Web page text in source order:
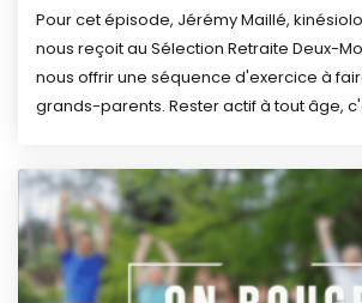
Pour cet épisode, Jérémy Maillé,
nous reçoit au Sélection Retraite Deux-
nous offrir une séquence d'exercice à
grands-parents. Rester actif à tout âge,